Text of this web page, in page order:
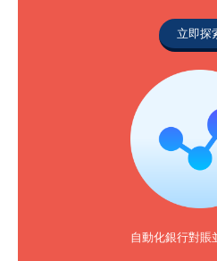
立即探
自動化銀行對賬